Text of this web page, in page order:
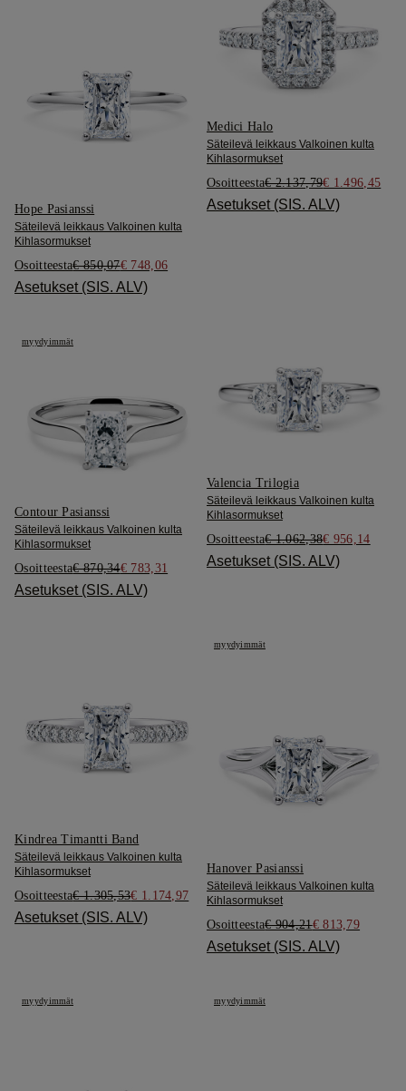
Hope Pasianssi
Säteilevä leikkaus Valkoinen kulta
Kihlasormukset
Osoitteesta€ 850,07€ 748,06
Asetukset (SIS. ALV)
Medici Halo
Säteilevä leikkaus Valkoinen kulta
Kihlasormukset
Osoitteesta€ 2.137,79€ 1.496,45
Asetukset (SIS. ALV)
myydyimmät
Contour Pasianssi
Säteilevä leikkaus Valkoinen kulta
Kihlasormukset
Osoitteesta€ 870,34€ 783,31
Asetukset (SIS. ALV)
Valencia Trilogia
Säteilevä leikkaus Valkoinen kulta
Kihlasormukset
Osoitteesta€ 1.062,38€ 956,14
Asetukset (SIS. ALV)
Kindrea Timantti Band
Säteilevä leikkaus Valkoinen kulta
Kihlasormukset
Osoitteesta€ 1.305,53€ 1.174,97
Asetukset (SIS. ALV)
myydyimmät
Hanover Pasianssi
Säteilevä leikkaus Valkoinen kulta
Kihlasormukset
Osoitteesta€ 904,21€ 813,79
Asetukset (SIS. ALV)
myydyimmät myydyimmät